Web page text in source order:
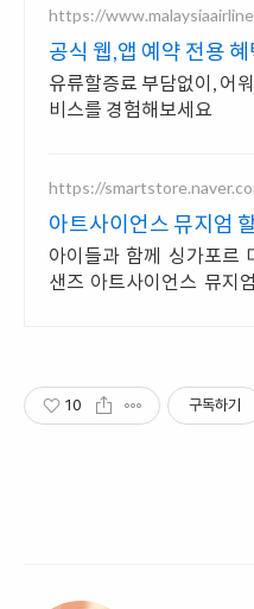
https://
공식 웹,앱 예약 전용
유류할증료 부담없이, 어
비스를 경험해보세요
https://
아트사이언스 뮤지엄
아이들과 함께 싱가포르
샌즈 아트사이언스 뮤지
10 구독하기